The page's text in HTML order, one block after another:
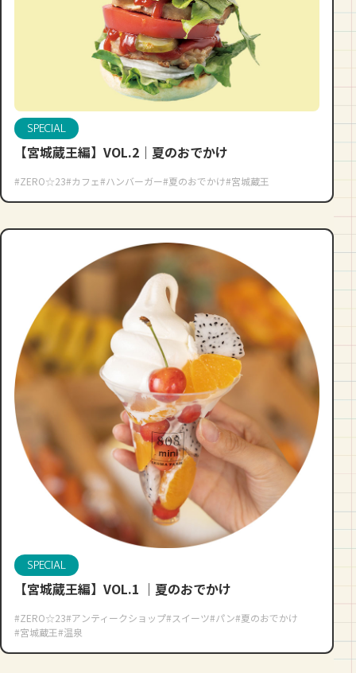
SPECIAL
【宮城蔵王編】VOL.2｜夏のおでかけ
#ZERO☆23#カフェ#ハンバーガー#夏のおでかけ#宮城蔵王
SPECIAL
【宮城蔵王編】VOL.1 ｜夏のおでかけ
#ZERO☆23#アンティークショップ#スイーツ#パン#夏のおでかけ
#宮城蔵王#温泉